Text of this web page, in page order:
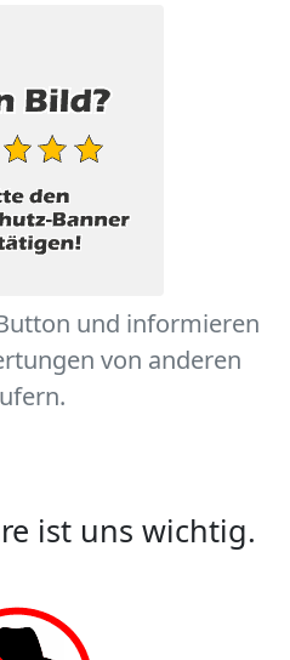
und informieren
von anderen
ist uns wichtig.